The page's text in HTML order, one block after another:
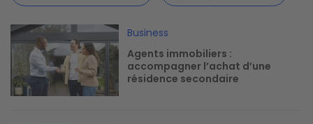
Image
Business
Agents immobiliers :
accompagner l’achat d’une
résidence secondaire